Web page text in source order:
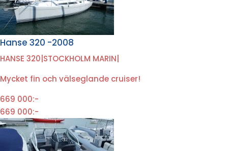
Hanse 320 -2008
HANSE 320 STOCKHOLM MARIN
Mycket fin och välseglande cruiser!
669 000:-
669 000:-